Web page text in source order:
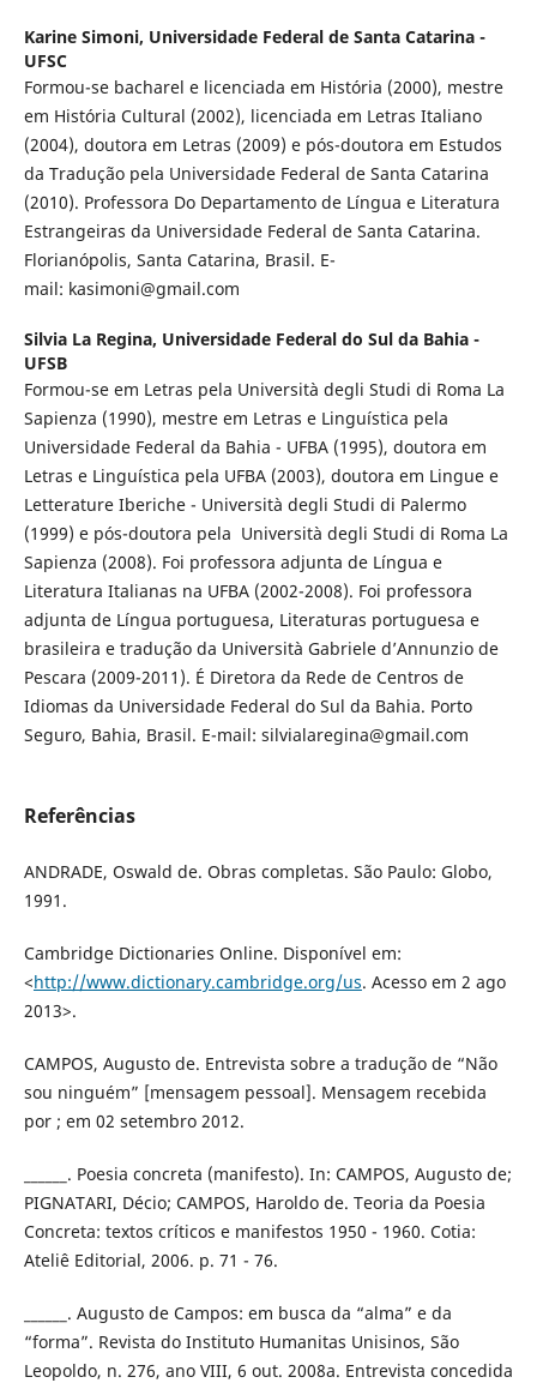
Karine Simoni, Universidade Federal de Santa Catarina -
UFSC
Formou-se bacharel e licenciada em História (2000), mestre
em História Cultural (2002), licenciada em Letras Italiano
(2004), doutora em Letras (2009) e pós-doutora em Estudos
da Tradução pela Universidade Federal de Santa Catarina
(2010). Professora Do Departamento de Língua e Literatura
Estrangeiras da Universidade Federal de Santa Catarina.
Florianópolis, Santa Catarina, Brasil. E-
mail: kasimoni@gmail.com
Silvia La Regina, Universidade Federal do Sul da Bahia -
UFSB
Formou-se em Letras pela Università degli Studi di Roma La
Sapienza (1990), mestre em Letras e Linguística pela
Universidade Federal da Bahia - UFBA (1995), doutora em
Letras e Linguística pela UFBA (2003), doutora em Lingue e
Letterature Iberiche - Università degli Studi di Palermo
(1999) e pós-doutora pela Università degli Studi di Roma La
Sapienza (2008). Foi professora adjunta de Língua e
Literatura Italianas na UFBA (2002-2008). Foi professora
adjunta de Língua portuguesa, Literaturas portuguesa e
brasileira e tradução da Università Gabriele d’Annunzio de
Pescara (2009-2011). É Diretora da Rede de Centros de
Idiomas da Universidade Federal do Sul da Bahia. Porto
Seguro, Bahia, Brasil. E-mail: silvialaregina@gmail.com
Referências
ANDRADE, Oswald de. Obras completas. São Paulo: Globo,
1991.
Cambridge Dictionaries Online. Disponível em:
<http://www.dictionary.cambridge.org/us. Acesso em 2 ago
2013>.
CAMPOS, Augusto de. Entrevista sobre a tradução de “Não
sou ninguém” [mensagem pessoal]. Mensagem recebida
por ; em 02 setembro 2012.
______. Poesia concreta (manifesto). In: CAMPOS, Augusto de;
PIGNATARI, Décio; CAMPOS, Haroldo de. Teoria da Poesia
Concreta: textos críticos e manifestos 1950 - 1960. Cotia:
Ateliê Editorial, 2006. p. 71 - 76.
______. Augusto de Campos: em busca da “alma” e da
“forma”. Revista do Instituto Humanitas Unisinos, São
Leopoldo, n. 276, ano VIII, 6 out. 2008a. Entrevista concedida